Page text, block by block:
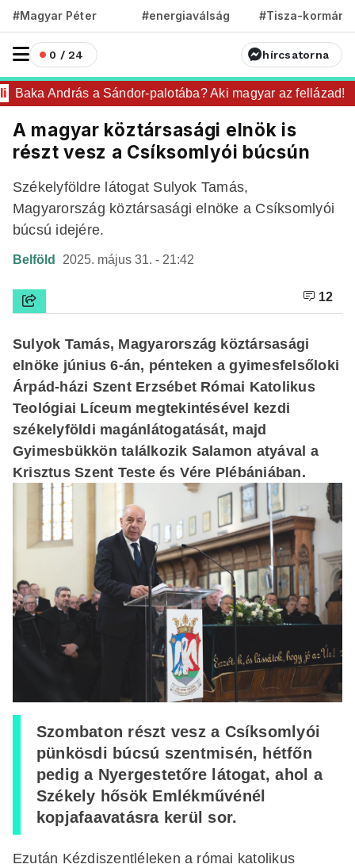
#Magyar Péter #energiaválság #Tisza-kormány
0 / 24 hírcsatorna
Baka András a Sándor-palotába? Aki magyar az fellázad!
A magyar köztársasági elnök is
részt vesz a Csíksomlyói búcsún
Székelyföldre látogat Sulyok Tamás,
Magyarország köztársasági elnöke a Csíksomlyói
búcsú idejére.
Belföld 2025. május 31. - 21:42
12
Sulyok Tamás, Magyarország köztársasági
elnöke június 6-án, pénteken a gyimesfelsőloki
Árpád-házi Szent Erzsébet Római Katolikus
Teológiai Líceum megtekintésével kezdi
székelyföldi magánlátogatását, majd
Gyimesbükkön találkozik Salamon atyával a
Krisztus Szent Teste és Vére Plébániában.
Szombaton részt vesz a Csíksomlyói
pünkösdi búcsú szentmisén, hétfőn
pedig a Nyergestetőre látogat, ahol a
Székely hősök Emlékművénél
kopjafaavatásra kerül sor.
Ezután Kézdiszentléleken a római katolikus